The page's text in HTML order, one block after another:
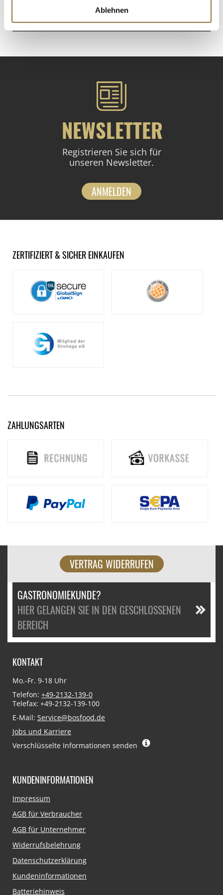
Ablehnen
St.
NEWSLETTER
Registrieren Sie sich für
unseren Newsletter.
ANMELDEN
ZERTIFIZIERT & SICHER EINKAUFEN
ZAHLUNGSARTEN
VERTRAG WIDERRUFEN
GASTRONOMIEKUNDE?
HIER GELANGEN SIE IN DEN GESCHLOSSENEN
BEREICH
KONTAKT
Mo.-Fr. 9-18 Uhr
Telefon: +49-2132-139-0
Telefax: +49-2132-139-100
E-Mail: Service@bosfood.de
Jobs und Karriere
Verschlüsselte Informationen senden
KUNDENINFORMATIONEN
Navigation
Impressum
AGB für Verbraucher
AGB für Unternehmer
Widerrufsbelehrung
Datenschutzerklärung
Kundeninformationen
Batteriehinweis